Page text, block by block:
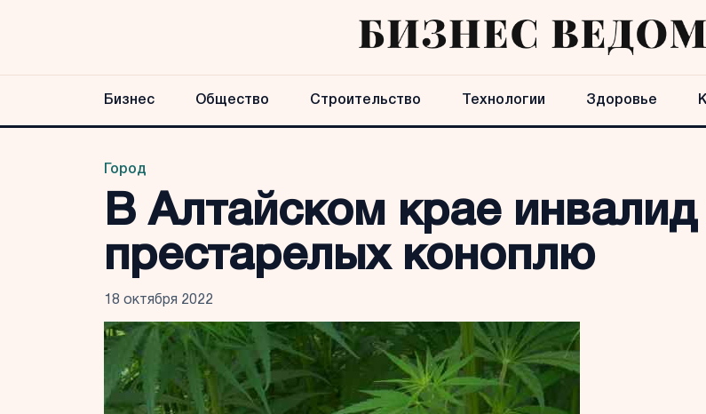
Бизнес Общество Строительство Технологии Здоровье
Город
В Алтайском крае
престарелых коноплю
18 октября 2022